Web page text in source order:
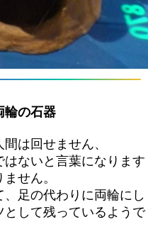
の石器
は回せません、
ないと言葉になります
せん。
足の代わりに両輪にし
して残っているようで